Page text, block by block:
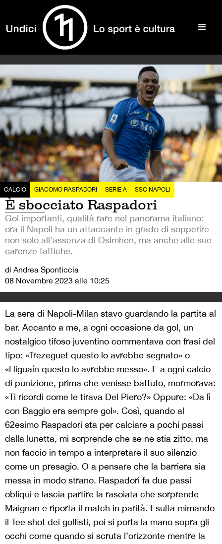
CALCIO GIACOMO RASPADORI SERIE A SSC NAPOLI
È sbocciato Raspadori
Gol importanti, qualità rare nel panorama italiano:
ora il Napoli ha un attaccante in grado di sopperire
non solo all'assenza di Osimhen, ma anche alle sue
carenze tattiche.
di Andrea Sponticcia
08 Novembre 2023 alle 10:25
La sera di Napoli-Milan stavo guardando la partita al
bar. Accanto a me, a ogni occasione da gol, un
nostalgico tifoso juventino commentava con frasi del
tipo: «Trezeguet questo lo avrebbe segnato» o
«Higuaín questo lo avrebbe messo». E a ogni calcio
di punizione, prima che venisse battuto, mormorava:
«Ti ricordi come le tirava Del Piero?» Oppure: «Da lì
con Baggio era sempre gol». Così, quando al
62esimo Raspadori sta per calciare a pochi passi
dalla lunetta, mi sorprende che se ne stia zitto, ma
non faccio in tempo a interpretare il suo silenzio
come un presagio. O a pensare che la barriera sia
messa in modo strano. Raspadori fa due passi
obliqui e lascia partire la rasoiata che sorprende
Maignan e riporta il match in parità. Esulta mimando
il Tee shot dei golfisti, poi si porta la mano sopra gli
occhi come quando si scruta l’orizzonte mentre la